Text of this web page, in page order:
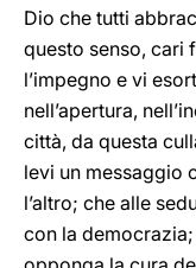
Dio che tutti
questo senso, cari
l’impegno e vi
nell’apertura,
città, da questa
levi un messaggio
l’altro; che alle
con la